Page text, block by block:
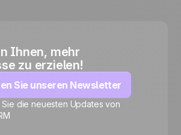
Ihnen, mehr
zu erzielen!
Sie unseren Newsletter
die neuesten Updates von